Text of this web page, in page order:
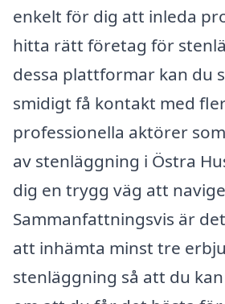
enkelt för dig att inleda
hitta rätt företag för
dessa plattformar kan du
smidigt få kontakt med
professionella aktörer
av stenläggning i Östra
dig en trygg väg att
Sammanfattningsvis är
att inhämta minst tre
stenläggning så att du